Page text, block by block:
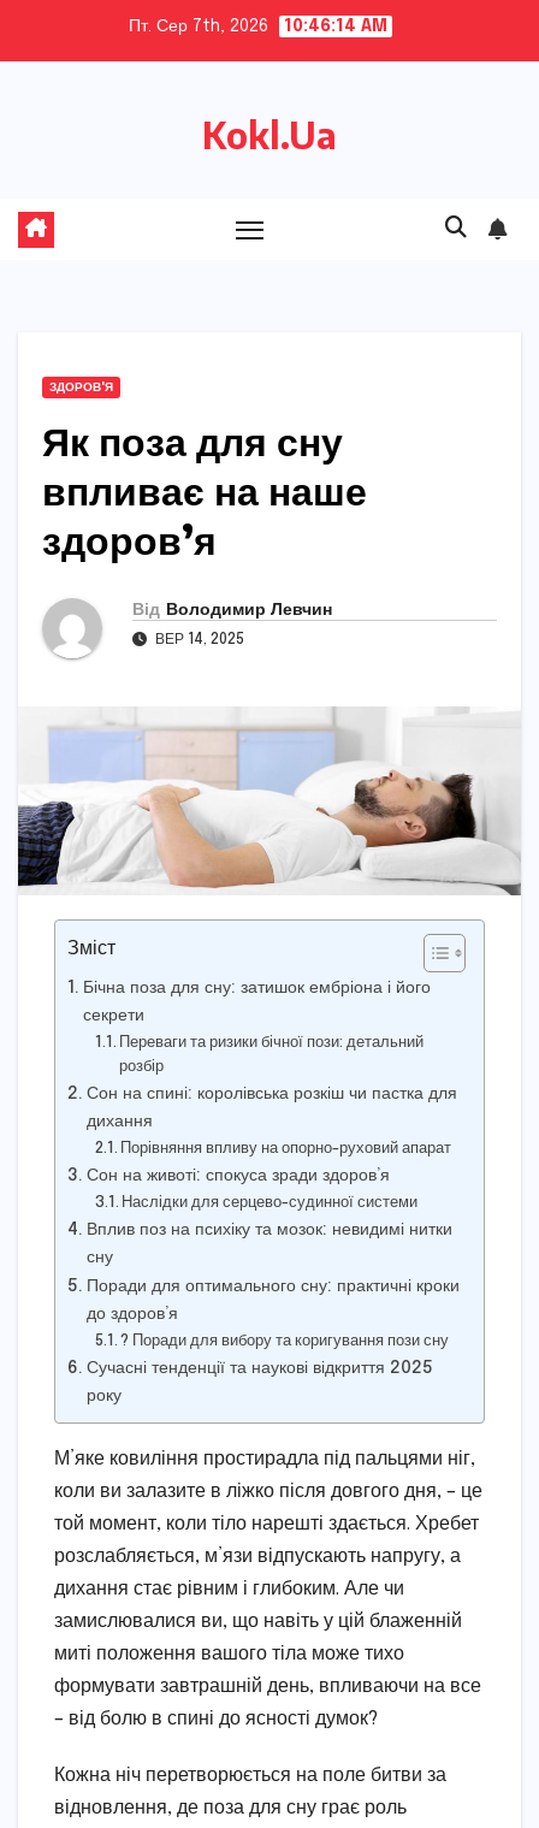
Пт. Сер 7th, 2026 10:46:15 AM
Kokl.Ua
ЗДОРОВ'Я
Як поза для сну
впливає на наше
здоров’я
Від Володимир Левчин
ВЕР 14, 2025
Зміст
Бічна поза для сну: затишок ембріона і його
секрети
Переваги та ризики бічної пози: детальний
розбір
Сон на спині: королівська розкіш чи пастка для
дихання
Порівняння впливу на опорно-руховий апарат
Сон на животі: спокуса зради здоров’я
Наслідки для серцево-судинної системи
Вплив поз на психіку та мозок: невидимі нитки
сну
Поради для оптимального сну: практичні кроки
до здоров’я
? Поради для вибору та коригування пози сну
Сучасні тенденції та наукові відкриття 2025
року
М’яке ковиління простирадла під пальцями ніг,
коли ви залазите в ліжко після довгого дня, – це
той момент, коли тіло нарешті здається. Хребет
розслабляється, м’язи відпускають напругу, а
дихання стає рівним і глибоким. Але чи
замислювалися ви, що навіть у цій блаженній
миті положення вашого тіла може тихо
формувати завтрашній день, впливаючи на все
– від болю в спині до ясності думок?
Кожна ніч перетворюється на поле битви за
відновлення, де поза для сну грає роль